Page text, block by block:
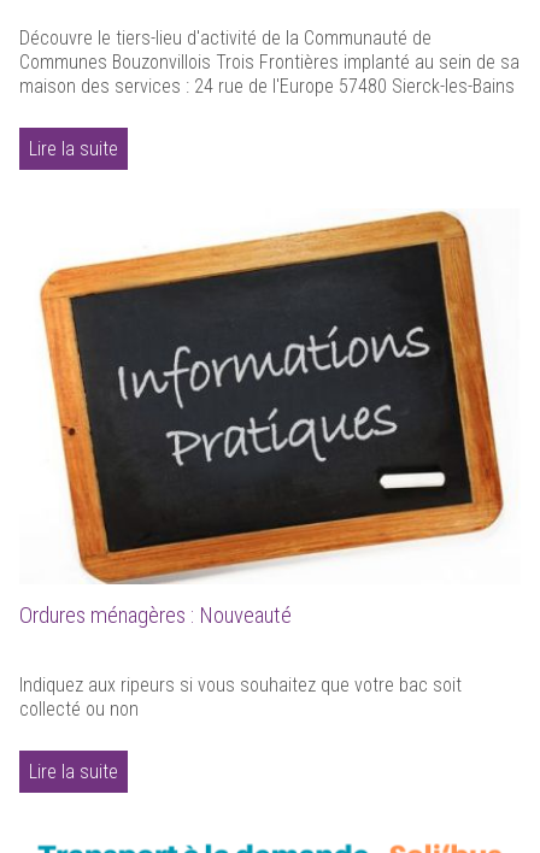
Découvre le tiers-lieu d'activité de la Communauté de
Communes Bouzonvillois Trois Frontières implanté au sein de sa
maison des services : 24 rue de l'Europe 57480 Sierck-les-Bains
Lire la suite
Ordures ménagères : Nouveauté
Indiquez aux ripeurs si vous souhaitez que votre bac soit
collecté ou non
Lire la suite